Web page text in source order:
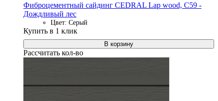
Фиброцементный сайдинг CEDRAL Lap wood, C59 -
Дождливый лес
Цвет: Серый
Купить в 1 клик
В корзину
Рассчитать кол-во